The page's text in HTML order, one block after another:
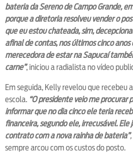
bateria da Sereno de Campo Grande,
porque a diretoria resolveu vender o
que eu estou chateada, sim,
afinal de contas, nos últimos cinco anos
merecedora de estar na Sapucaí
carne”, iniciou a radialista no vídeo
Em seguida, Kelly revelou que recebeu
escola. “O presidente veio me procurar
informar que no dia cinco ele teria
financeira, segundo ele, irrecusável. Ele
contrato com a nova rainha de bateria”,
sempre arcou com os custos do posto.